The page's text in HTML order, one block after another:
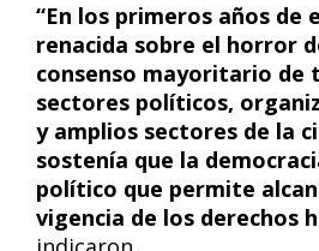
“En los primeros años de
renacida sobre el horror
consenso mayoritario de
sectores políticos,
y amplios sectores de la
sostenía que la
político que permite
vigencia de los derechos